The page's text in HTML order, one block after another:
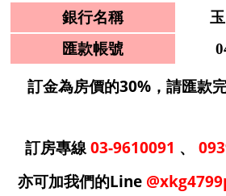
銀行名稱
匯款帳號
訂金為房價的30%，請匯款
訂房專線03-9610091 、
亦可加我們的Line